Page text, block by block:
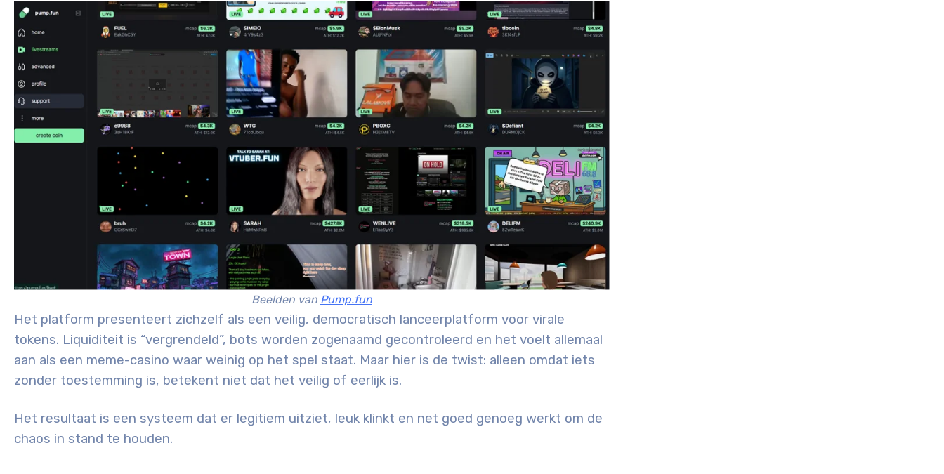
Beelden van Pump.fun
Het platform presenteert zichzelf als een veilig, democratisch lanceerplatform voor virale
tokens. Liquiditeit is “vergrendeld”, bots worden zogenaamd gecontroleerd en het voelt allemaal
aan als een meme-casino waar weinig op het spel staat. Maar hier is de twist: alleen omdat iets
zonder toestemming is, betekent niet dat het veilig of eerlijk is.
Het resultaat is een systeem dat er legitiem uitziet, leuk klinkt en net goed genoeg werkt om de
chaos in stand te houden.